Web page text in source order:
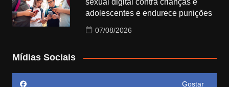
sexual digital contra crianças e
adolescentes e endurece punições
07/08/2026
Mídias Sociais
Gostar